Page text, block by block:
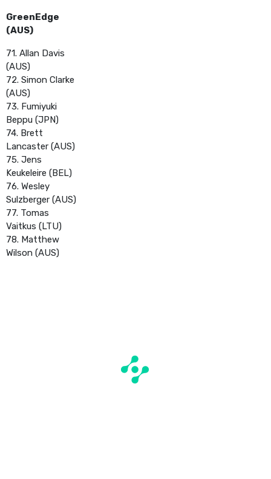
GreenEdge
(AUS)
71. Allan Davis
(AUS)
72. Simon Clarke
(AUS)
73. Fumiyuki
Beppu (JPN)
74. Brett
Lancaster (AUS)
75. Jens
Keukeleire (BEL)
76. Wesley
Sulzberger (AUS)
77. Tomas
Vaitkus (LTU)
78. Matthew
Wilson (AUS)